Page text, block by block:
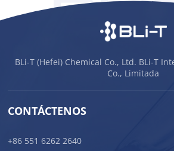
BLi-T (Hefei) Chemical Co., Ltd. BLi-T
Co., Limitada
CONTÁCTENOS
+86 551 6262 2640